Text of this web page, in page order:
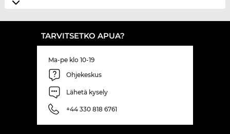
TARVITSETKO APUA?
Ma-pe klo 10-19
Ohjekeskus
Lähetä kysely
+44 330 818 6761